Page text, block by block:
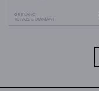
OR BLANC
TOPAZE & DIAMANT